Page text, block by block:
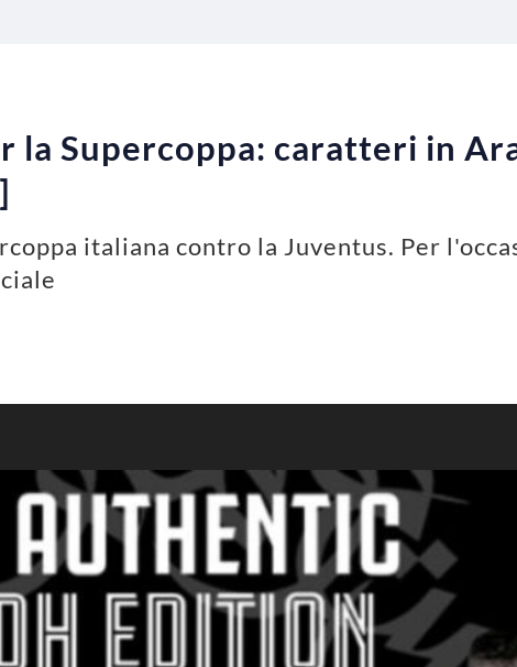
la Supercoppa: caratteri in
italiana contro la Juventus. Per